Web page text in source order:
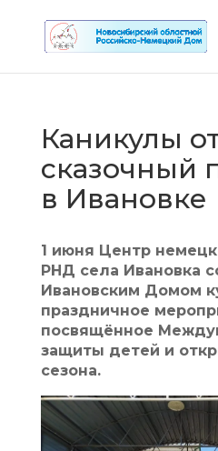
Каникулы
сказочный
в Ивановке
1 июня Центр
РНД села Ивановка
Ивановским Домом
праздничное
посвящённое
защиты детей и
сезона.